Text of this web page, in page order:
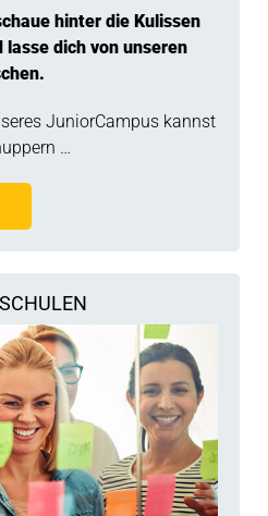
hinter die Kulissen
dich von unseren
JuniorCampus kannst
…